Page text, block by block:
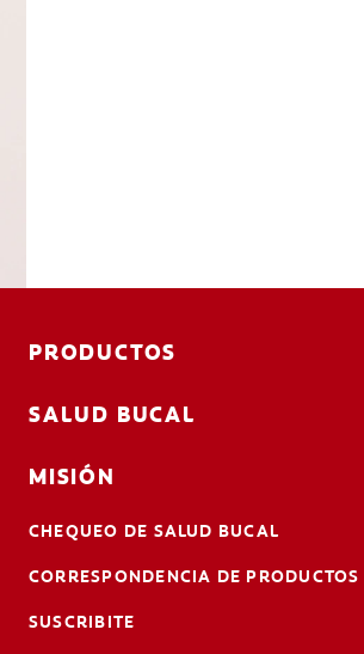
PRODUCTOS
SALUD BUCAL
MISIÓN
CHEQUEO DE SALUD BUCAL
CORRESPONDENCIA DE PRODUCTOS
SUSCRIBITE